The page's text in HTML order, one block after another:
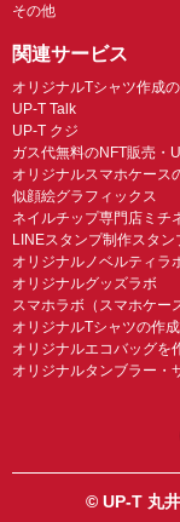
その他
関連サービス
オリジナルTシャツ作成
UP-T Talk
UP-T クジ
ガス代無料のNFT販売・
オリジナルスマホケース
似顔絵グラフィックス
ネイルチップ専門店ミチ
LINEスタンプ制作スタン
オリジナルノベルティラ
オリジナルグッズラボ
スマホラボ（スマホケー
オリジナルTシャツの作
オリジナルエコバッグを
オリジナルタンブラー・
© UP-T 丸